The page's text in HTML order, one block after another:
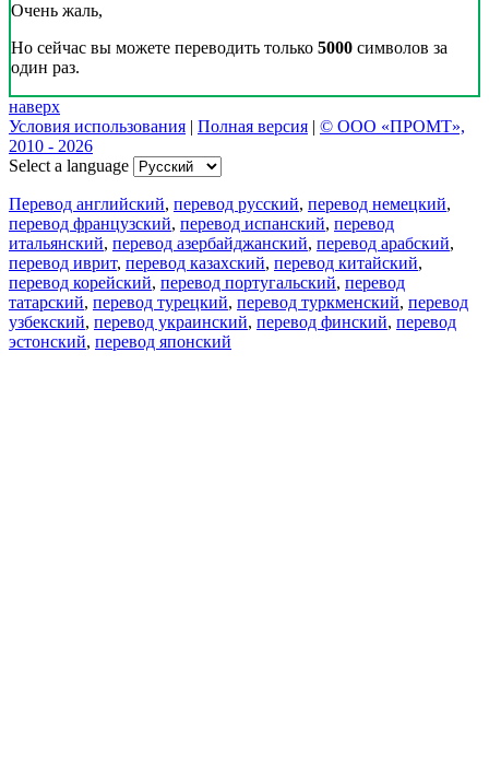
Очень жаль,
Но сейчас вы можете переводить только 5000 символов за
один раз.
наверх
Условия использования | Полная версия | © ООО «ПРОМТ»,
2010 - 2026
Select a language
Перевод английский, перевод русский, перевод немецкий,
перевод французский, перевод испанский, перевод
итальянский, перевод азербайджанский, перевод арабский,
перевод иврит, перевод казахский, перевод китайский,
перевод корейский, перевод португальский, перевод
татарский, перевод турецкий, перевод туркменский, перевод
узбекский, перевод украинский, перевод финский, перевод
эстонский, перевод японский